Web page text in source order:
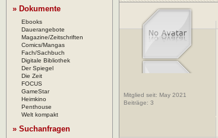
» Dokumente
Ebooks
Dauerangebote
Magazine/Zeitschriften
Comics/Mangas
Fach/Sachbuch
Digitale Bibliothek
Der Spiegel
Die Zeit
FOCUS
GameStar
Heimkino
Penthouse
Welt kompakt
» Suchanfragen
Mitglied seit: May 2021
Beiträge: 3